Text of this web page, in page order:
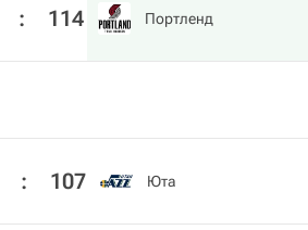
: 114 Портленд
: 107 Юта